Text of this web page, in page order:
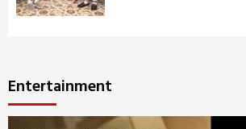
Entertainment